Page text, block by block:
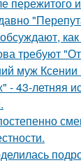
требуют
муж Ксении
43-летняя